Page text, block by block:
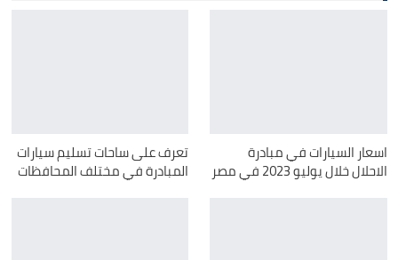
اسعار السيارات في مبادرة
الاحلال خلال يوليو 2023 في مصر
تعرف على ساحات تسليم سيارات
المبادرة في مختلف المحافظات